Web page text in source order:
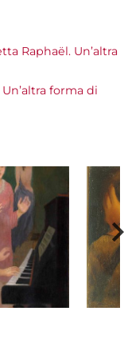
Raphaël. Un’altra
forma di